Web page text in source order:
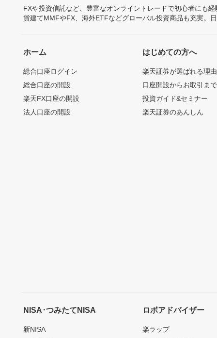
FXや投資信託など、豊富なオンライントレードで初心者にも
貨建てMMFやFX、海外ETFなどグローバル投資商品も充実。
ホーム
総合口座ログイン
総合口座の開設
楽天FX口座の開設
法人口座の開設
はじめての方へ
楽天証券が選ばれる理由
口座開設からお取引ま
投資ガイド&セミナー
楽天証券のあんしん
NISA･つみたてNISA
新NISA
ロボアドバイザー
楽ラップ